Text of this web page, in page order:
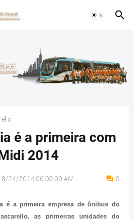
é a primeira com
2014
8/24/2014 06:00:00 AM 0
é a primeira empresa de ônibus do
as primeiras unidades do